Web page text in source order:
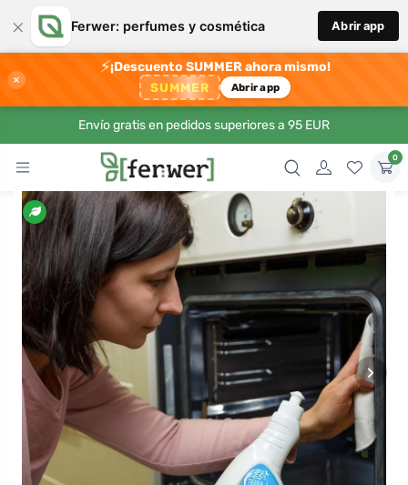
× Ferwer: perfumes y cosmética Abrir app
×
⚡¡Descuento SUMMER ahora mismo!
SUMMER Abrir app
Envío gratis en pedidos superiores a 95 EUR
0
›